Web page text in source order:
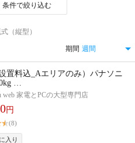
条件で絞り込む
（縦型）
期間
置料込_Aエリアのみ）パナソニ
…
web 家電とPCの大型専門店
円
(8)